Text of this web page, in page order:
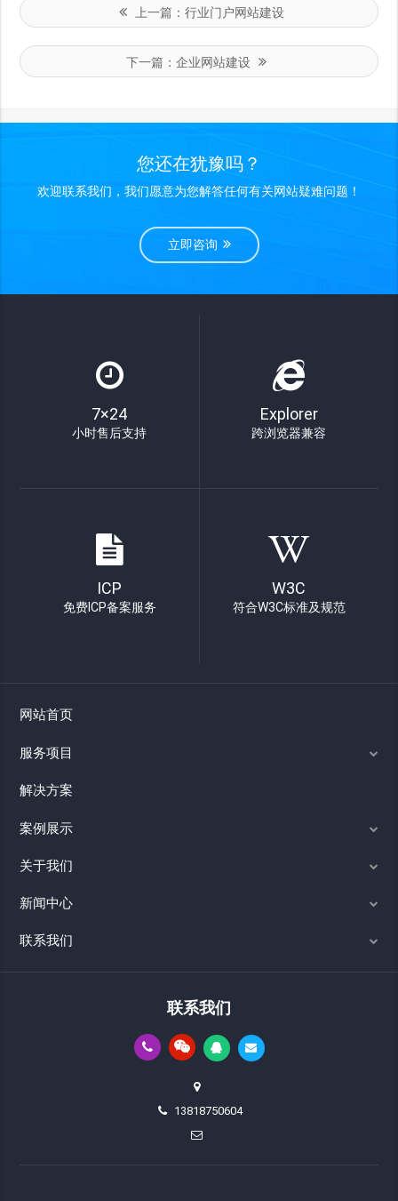
上一篇： 行业门户网站建设
下一篇：企业网站建设
您还在犹豫吗？
欢迎联系我们，我们愿意为您解答任何有关网站疑难问题！
立即咨询
7×24
小时售后支持
Explorer
跨浏览器兼容
ICP
免费ICP备案服务
W3C
符合W3C标准及规范
网站首页
服务项目
解决方案
案例展示
关于我们
新闻中心
联系我们
联系我们
13818750604